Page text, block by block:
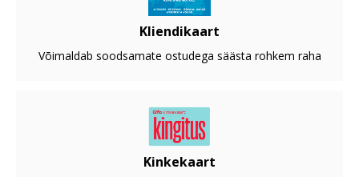
Kliendikaart
Võimaldab soodsamate ostudega säästa rohkem raha
Kinkekaart